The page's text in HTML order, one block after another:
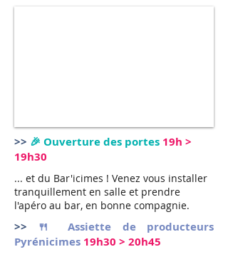
>> 🎉 Ouverture des portes 19h >
19h30
... et du Bar'icimes ! Venez vous installer
tranquillement en salle et prendre
l'apéro au bar, en bonne compagnie.
>>
🍴 Assiette de producteurs
Pyrénicimes 19h30 > 20h45